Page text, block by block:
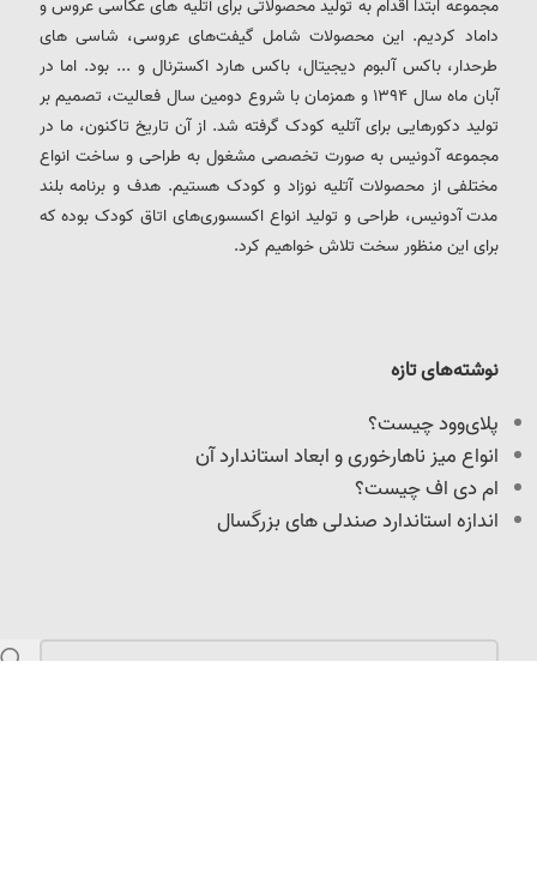
نوشته‌های تازه
پلای‌وود چیست؟
انواع میز ناهارخوری و ابعاد استاندارد آن
ام دی اف چیست؟
اندازه استاندارد صندلی های بزرگسال
مجموعه ابتدا اقدام به تولید محصولاتی برای آتلیه های عکاسی عروس و
داماد کردیم. این محصولات شامل گیفت‌های عروسی، شاسی های
طرحدار، باکس آلبوم دیجیتال، باکس هارد اکسترنال و ... بود. اما در
آبان ماه سال 1394 و همزمان با شروع دومین سال فعالیت، تصمیم بر
تولید دکورهایی برای آتلیه کودک گرفته شد. از آن تاریخ تاکنون، ما در
مجموعه آدونیس به صورت تخصصی مشغول به طراحی و ساخت انواع
مختلفی از محصولات آتلیه نوزاد و کودک هستیم. هدف و برنامه بلند
مدت آدونیس، طراحی و تولید انواع اکسسوری‌های اتاق کودک بوده که
برای این منظور سخت تلاش خواهیم کرد.